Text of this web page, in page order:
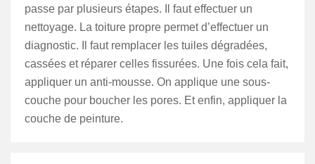
passe par plusieurs étapes. Il faut effectuer un
nettoyage. La toiture propre permet d’effectuer un
diagnostic. Il faut remplacer les tuiles dégradées,
cassées et réparer celles fissurées. Une fois cela fait,
appliquer un anti-mousse. On applique une sous-
couche pour boucher les pores. Et enfin, appliquer la
couche de peinture.